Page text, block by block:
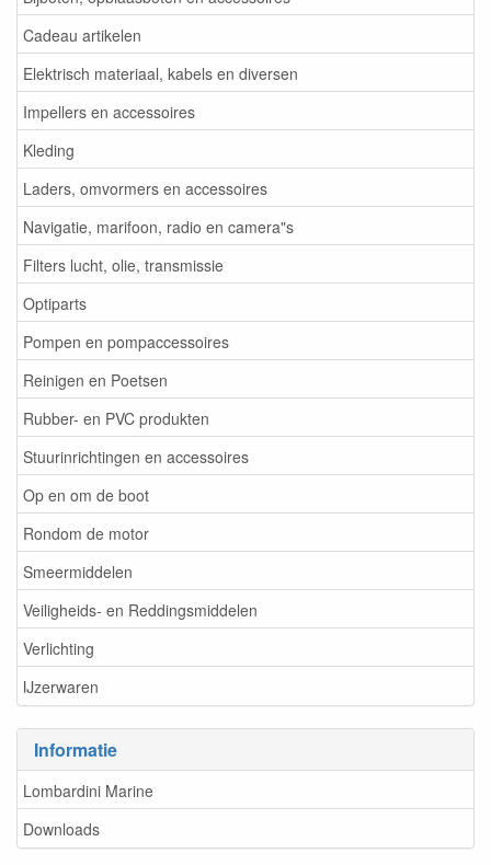
Cadeau artikelen
Elektrisch materiaal, kabels en diversen
Impellers en accessoires
Kleding
Laders, omvormers en accessoires
Navigatie, marifoon, radio en camera"s
Filters lucht, olie, transmissie
Optiparts
Pompen en pompaccessoires
Reinigen en Poetsen
Rubber- en PVC produkten
Stuurinrichtingen en accessoires
Op en om de boot
Rondom de motor
Smeermiddelen
Veiligheids- en Reddingsmiddelen
Verlichting
IJzerwaren
Informatie
Lombardini Marine
Downloads